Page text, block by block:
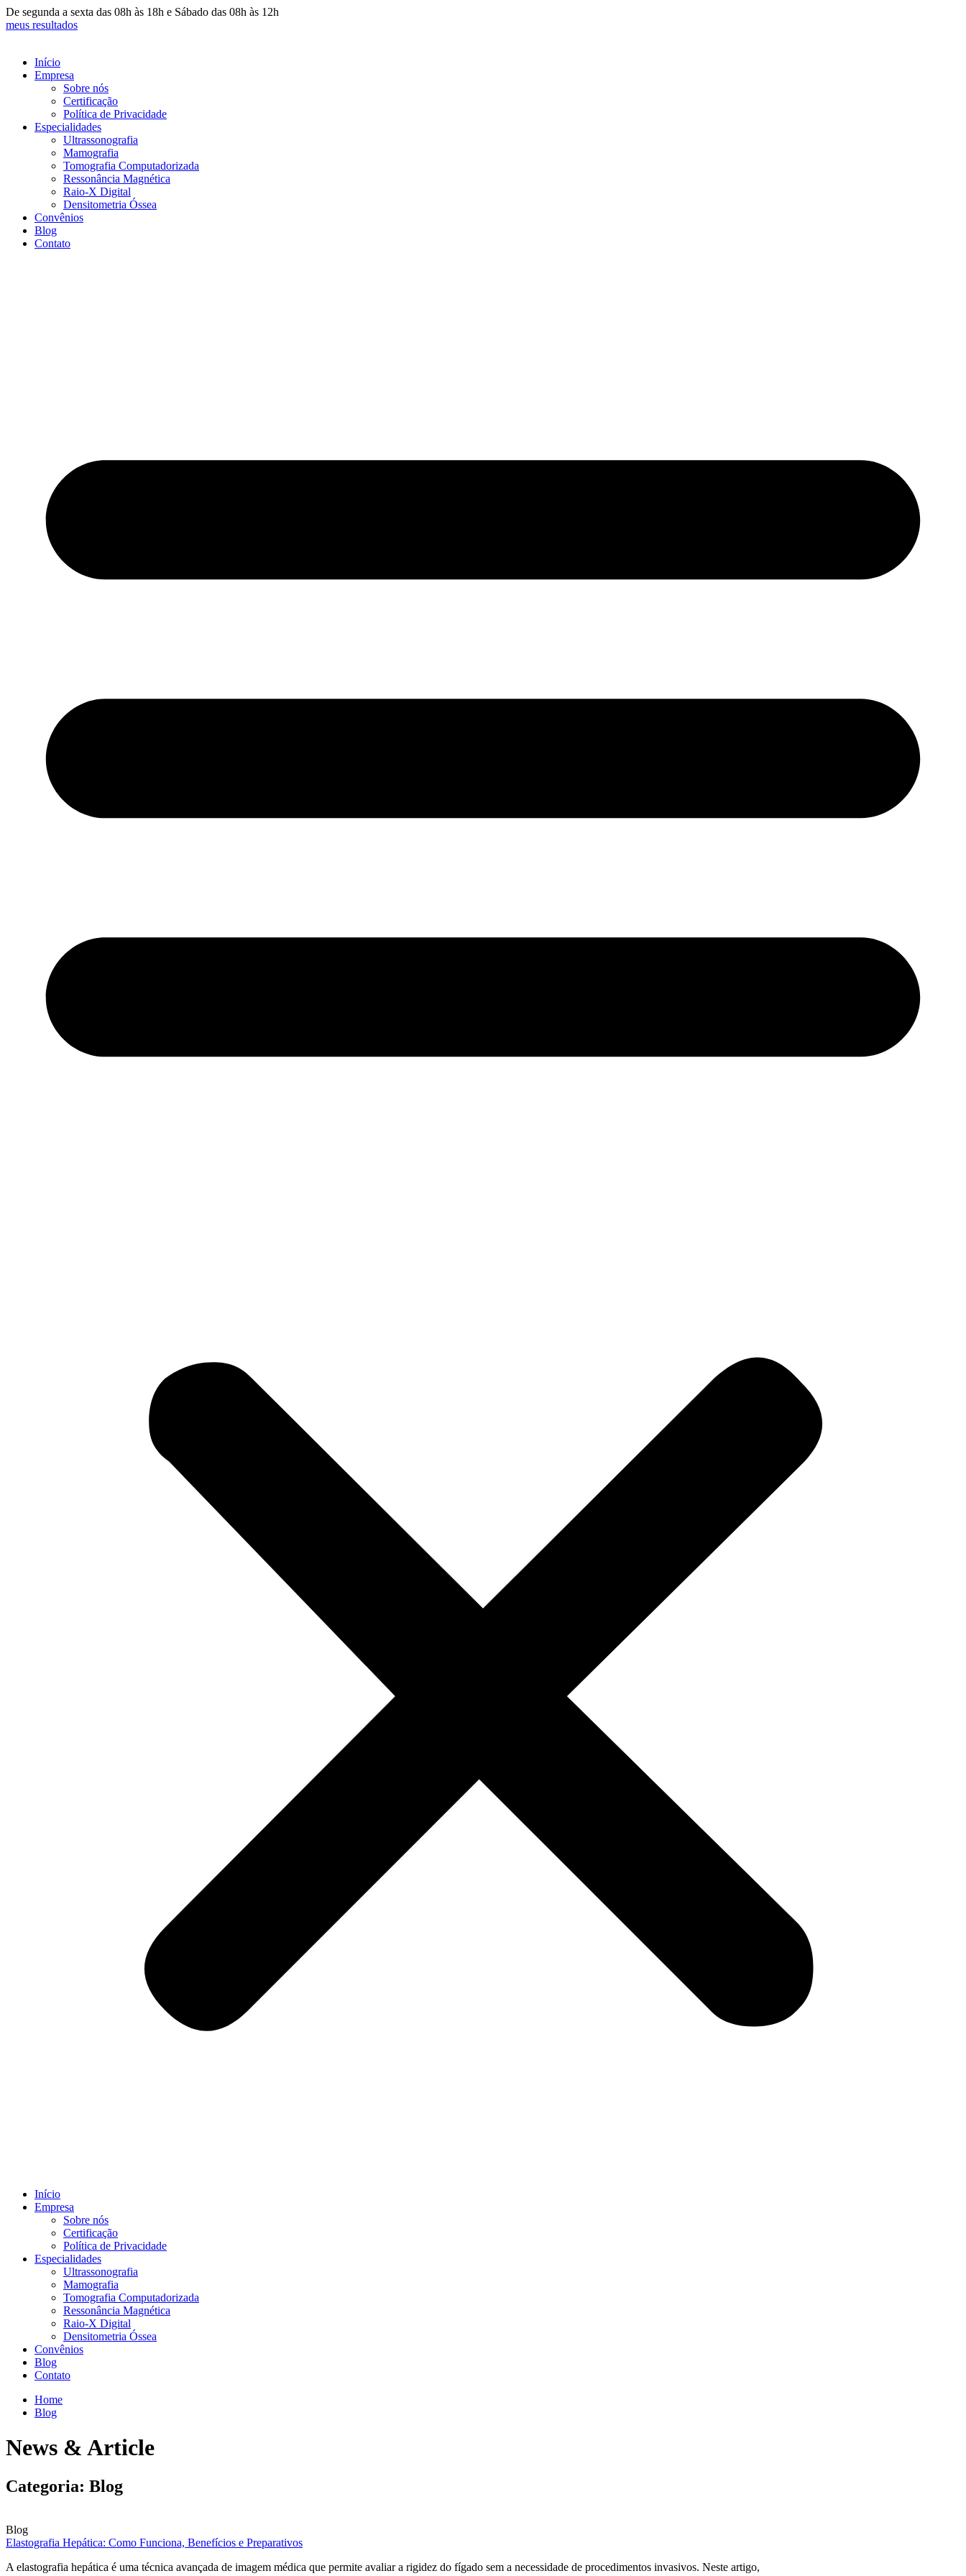
Ir
para
De segunda a sexta das 08h às 18h e Sábado das 08h às 12h
meus resultados
Início
Empresa
Sobre nós
Certificação
Política de Privacidade
Especialidades
Ultrassonografia
Mamografia
Tomografia Computadorizada
Ressonância Magnética
Raio-X Digital
Densitometria Óssea
Convênios
Blog
Contato
Início
Empresa
Sobre nós
Certificação
Política de Privacidade
Especialidades
Ultrassonografia
Mamografia
Tomografia Computadorizada
Ressonância Magnética
Raio-X Digital
Densitometria Óssea
Convênios
Blog
Contato
Home
Blog
News & Article
Categoria: Blog
Blog
Elastografia Hepática: Como Funciona, Benefícios e Preparativos
A elastografia hepática é uma técnica avançada de imagem médica que permite avaliar a rigidez do fígado sem a necessidade de procedimentos invasivos. Neste artigo,